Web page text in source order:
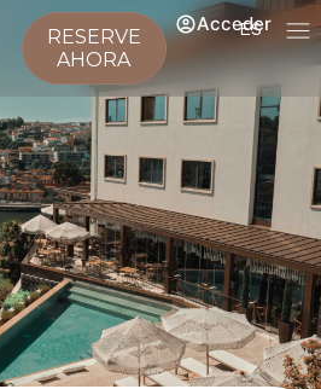
ES
Acceder
RESERVE
AHORA